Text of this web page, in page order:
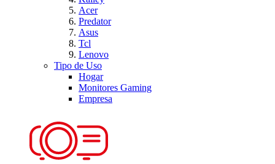
Acer
Predator
Asus
Tcl
Lenovo
Tipo de Uso
Hogar
Monitores Gaming
Empresa